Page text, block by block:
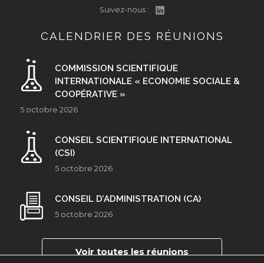
Suivez-nous :
CALENDRIER DES RÉUNIONS
COMMISSION SCIENTIFIQUE
INTERNATIONALE « ECONOMIE SOCIALE &
COOPÉRATIVE »
5 octobre 2026
CONSEIL SCIENTIFIQUE INTERNATIONAL
(CSI)
5 octobre 2026
CONSEIL D’ADMINISTRATION (CA)
5 octobre 2026
Voir toutes les réunions